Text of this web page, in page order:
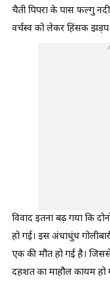
चैती पिपरा के पास फल्गु
वर्चस्व को लेकर हिंसक झड़प
विवाद इतना बढ़ गया कि
हो गई। इस अंधाधुंध
एक की मौत हो गई है।
दहशत का माहौल कायम हो